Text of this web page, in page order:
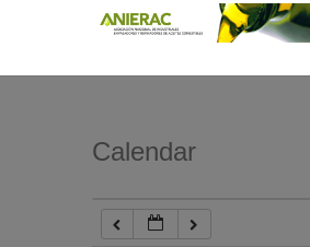
Calendar
7:00 am